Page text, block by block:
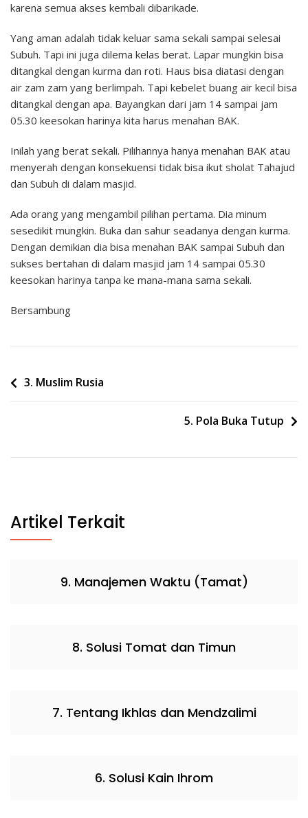
karena semua akses kembali dibarikade.
Yang aman adalah tidak keluar sama sekali sampai selesai
Subuh. Tapi ini juga dilema kelas berat. Lapar mungkin bisa
ditangkal dengan kurma dan roti. Haus bisa diatasi dengan
air zam zam yang berlimpah. Tapi kebelet buang air kecil bisa
ditangkal dengan apa. Bayangkan dari jam 14 sampai jam
05.30 keesokan harinya kita harus menahan BAK.
Inilah yang berat sekali. Pilihannya hanya menahan BAK atau
menyerah dengan konsekuensi tidak bisa ikut sholat Tahajud
dan Subuh di dalam masjid.
Ada orang yang mengambil pilihan pertama. Dia minum
sesedikit mungkin. Buka dan sahur seadanya dengan kurma.
Dengan demikian dia bisa menahan BAK sampai Subuh dan
sukses bertahan di dalam masjid jam 14 sampai 05.30
keesokan harinya tanpa ke mana-mana sama sekali.
Bersambung
Post
3. Muslim Rusia
5. Pola Buka Tutup
Artikel Terkait
9. Manajemen Waktu (Tamat)
8. Solusi Tomat dan Timun
7. Tentang Ikhlas dan Mendzalimi
6. Solusi Kain Ihrom